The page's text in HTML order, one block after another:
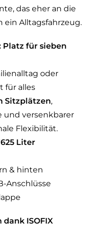
das eher an die
ein Alltagsfahrzeug.
für sieben
oder
für alles
Sitzplätzen,
und versenkbarer
Flexibilität.
Liter
& hinten
Anschlüsse
ISOFIX